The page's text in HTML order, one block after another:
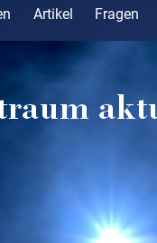
Artikel Fragen